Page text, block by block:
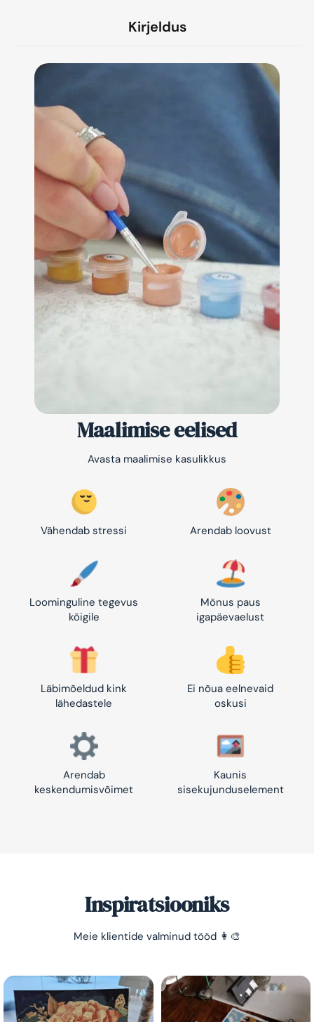
Kirjeldus
Maalimise eelised
Avasta maalimise kasulikkus
Vähendab stressi Arendab loovust
Loominguline tegevus
kõigile
Mõnus paus
igapäevaelust
Läbimõeldud kink
lähedastele
Ei nõua eelnevaid
oskusi
Arendab
keskendumisvõimet
Kaunis
sisekujunduselement
Inspiratsiooniks
Meie klientide valminud tööd 👩‍🎨